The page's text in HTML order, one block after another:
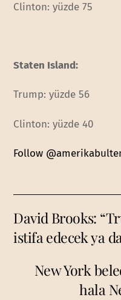
Clinton: yüzde 75
Staten Island:
Trump: yüzde 56
Clinton: yüzde 40
Follow
David Brooks:
istifa edecek ya
New York
hala